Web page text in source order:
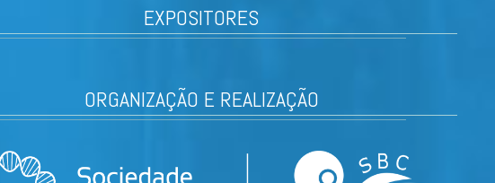
EXPOSITORES
ORGANIZAÇÃO E REALIZAÇÃO